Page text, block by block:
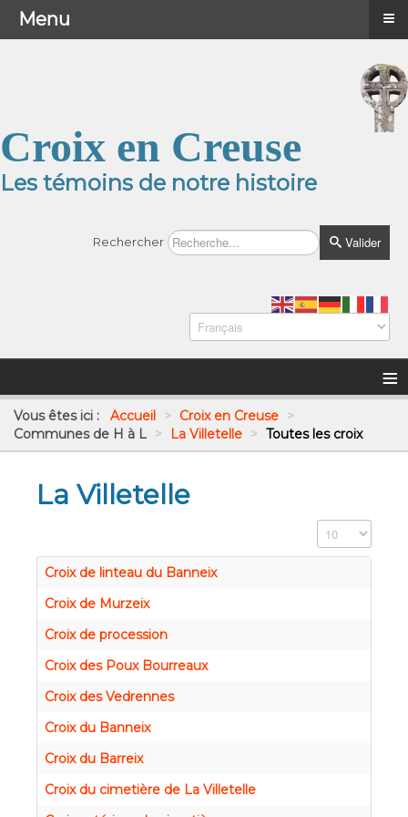
Croix en Creuse
Les témoins de notre histoire
Rechercher Valider
≡
Vous êtes ici : Accueil > Croix en Creuse >
Communes de H à L > La Villetelle > Toutes les croix
La Villetelle
Affichage #
Croix de linteau du Banneix
Croix de Murzeix
Croix de procession
Croix des Poux Bourreaux
Croix des Vedrennes
Croix du Banneix
Croix du Barreix
Croix du cimetière de La Villetelle
Menu ≡
Menu ≡